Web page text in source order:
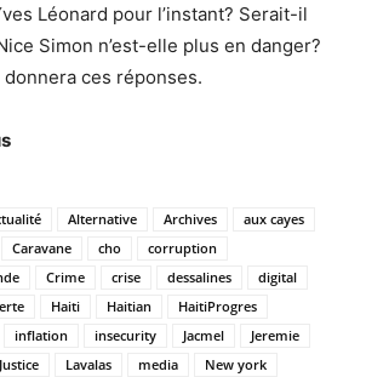
Léonard pour l’instant? Serait-il
Simon n’est-elle plus en danger?
donnera ces réponses.
Alternative Archives
aux cayes
Caravane cho
corruption
Crime crise dessalines
digital
Haiti Haitian
HaitiProgres
inflation insecurity Jacmel
Jeremie
Justice Lavalas media
New york